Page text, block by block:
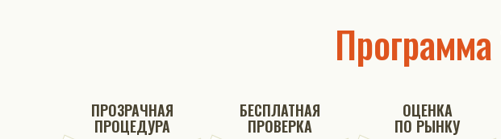
Программа
ПРОЗРАЧНАЯ
ПРОЦЕДУРА
БЕСПЛАТНАЯ
ПРОВЕРКА
ОЦЕНКА
ПО РЫНКУ